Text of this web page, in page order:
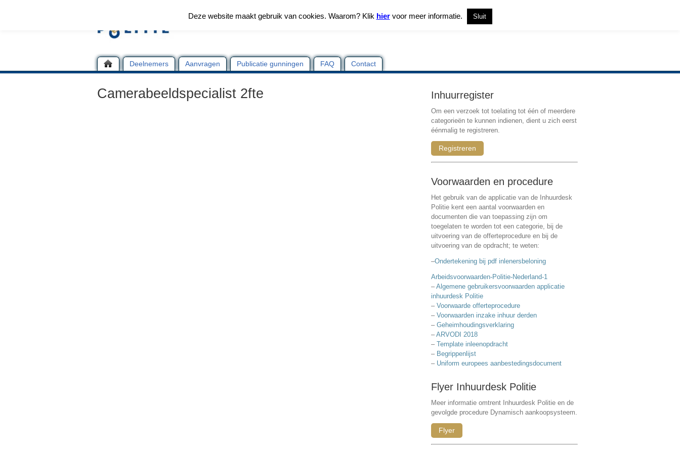
Deelnemers Aanvragen Publicatie gunningen FAQ Contact
Camerabeeldspecialist 2fte Inhuurregister
Om een verzoek tot toelating tot één of meerdere
categorieën te kunnen indienen, dient u zich eerst
éénmalig te registreren.
Registreren
Voorwaarden en procedure
Het gebruik van de applicatie van de Inhuurdesk
Politie kent een aantal voorwaarden en
documenten die van toepassing zijn om
toegelaten te worden tot een categorie, bij de
uitvoering van de offerteprocedure en bij de
uitvoering van de opdracht; te weten:
–Ondertekening bij pdf inlenersbeloning
Arbeidsvoorwaarden-Politie-Nederland-1
–Algemene gebruikersvoorwaarden applicatie
inhuurdesk Politie
– Voorwaarde offerteprocedure
– Voorwaarden inzake inhuur derden
– Geheimhoudingsverklaring
–ARVODI 2018
– Template inleenopdracht
– Begrippenlijst
– Uniform europees aanbestedingsdocument
Flyer Inhuurdesk Politie
Meer informatie omtrent Inhuurdesk Politie en de
gevolgde procedure Dynamisch aankoopsysteem.
Flyer
Deze website maakt gebruik van cookies. Waarom? Klik hiervoor meer informatie. Sluit